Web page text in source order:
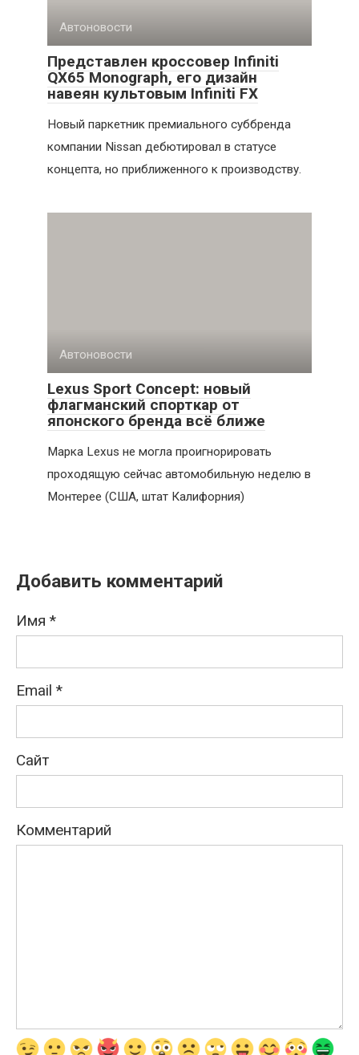
Автоновости
Представлен кроссовер Infiniti
QX65 Monograph, его дизайн
навеян культовым Infiniti FX
Новый паркетник премиального суббренда
компании Nissan дебютировал в статусе
концепта, но приближенного к производству.
Автоновости
Lexus Sport Concept: новый
флагманский спорткар от
японского бренда всё ближе
Марка Lexus не могла проигнорировать
проходящую сейчас автомобильную неделю в
Монтерее (США, штат Калифорния)
Добавить комментарий
Имя *
Email *
Сайт
Комментарий